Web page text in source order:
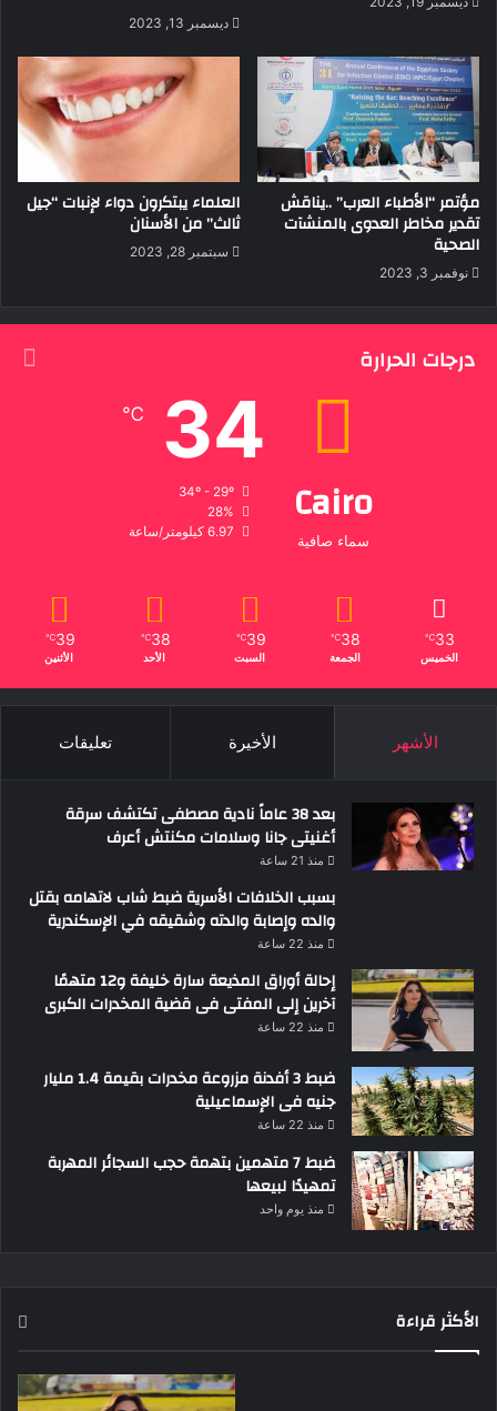
ديسمبر 13, 2023
مؤتمر “الأطباء العرب” ..يناقش
تقدير مخاطر العدوى بالمنشآت
الصحية
نوفمبر 3, 2023
العلماء يبتكرون دواء لإنبات “جيل
ثالث” من الأسنان
سبتمبر 28, 2023
درجات الحرارة
Cairo
سماء صافية
34
℃
28%
6.97 كيلومتر/ساعة
33
℃
الخميس
38
℃
الجمعة
39
℃
السبت
38
℃
الأحد
39
℃
الأثنين
الأشهر الأخيرة تعليقات
بعد 38 عاماً نادية مصطفى تكتشف سرقة
أغنيتى جانا وسلامات مكنتش أعرف
منذ 21 ساعة
بسبب الخلافات الأسرية ضبط شاب لاتهامه بقتل
والده وإصابة والدته وشقيقه في الإسكندرية
منذ 22 ساعة
إحالة أوراق المذيعة سارة خليفة و12 متهمًا
آخرين إلى المفتى فى قضية المخدرات الكبرى
منذ 22 ساعة
ضبط 3 أفدنة مزروعة مخدرات بقيمة 1.4 مليار
جنيه فى الإسماعيلية
منذ 22 ساعة
ضبط 7 متهمين بتهمة حجب السجائر المهربة
تمهيدًا لبيعها
منذ يوم واحد
الأكثر قراءة